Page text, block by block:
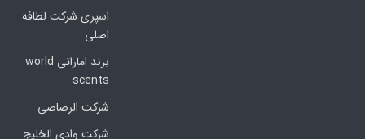
اسپری شرکت لطافه
اصلی
برند اماراتی world
scents
شرکت الرصاصی
شرکت وادی الخلیج